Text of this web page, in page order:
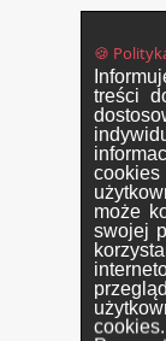
🍪
treści
może
swojej
cookies.